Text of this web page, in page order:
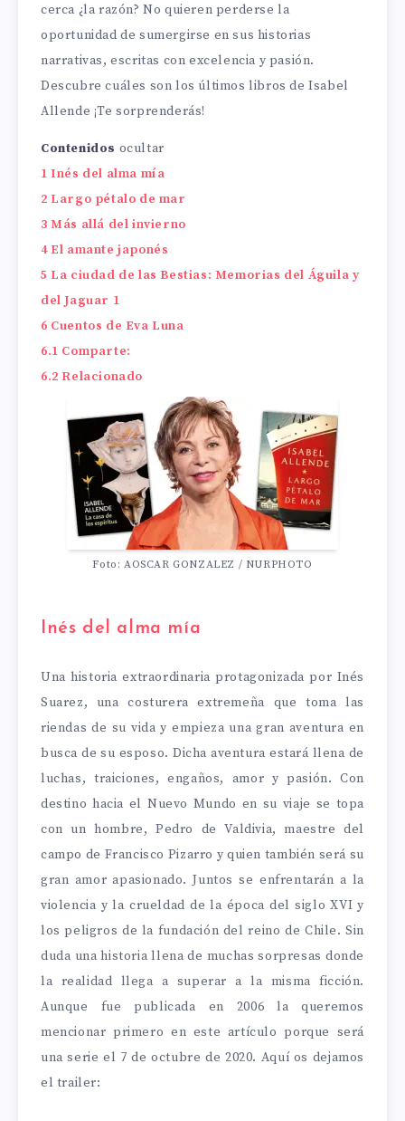
cerca ¿la razón? No quieren perderse la
oportunidad de sumergirse en sus historias
narrativas, escritas con excelencia y pasión.
Descubre cuáles son los últimos libros de Isabel
Allende ¡Te sorprenderás!
Contenidos ocultar
1 Inés del alma mía
2 Largo pétalo de mar
3 Más allá del invierno
4 El amante japonés
5 La ciudad de las Bestias: Memorias del Águila y
del Jaguar 1
6 Cuentos de Eva Luna
6.1 Comparte:
6.2 Relacionado
Foto: AOSCAR GONZALEZ / NURPHOTO
Inés del alma mía
Una historia extraordinaria protagonizada por Inés
Suarez, una costurera extremeña que toma las
riendas de su vida y empieza una gran aventura en
busca de su esposo. Dicha aventura estará llena de
luchas, traiciones, engaños, amor y pasión. Con
destino hacia el Nuevo Mundo en su viaje se topa
con un hombre, Pedro de Valdivia, maestre del
campo de Francisco Pizarro y quien también será su
gran amor apasionado. Juntos se enfrentarán a la
violencia y la crueldad de la época del siglo XVI y
los peligros de la fundación del reino de Chile. Sin
duda una historia llena de muchas sorpresas donde
la realidad llega a superar a la misma ficción.
Aunque fue publicada en 2006 la queremos
mencionar primero en este artículo porque será
una serie el 7 de octubre de 2020. Aquí os dejamos
el trailer: